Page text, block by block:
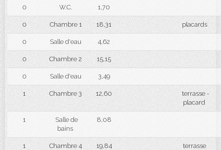
0 W.C. 1,70
0 Chambre 1 18,31 placards
0 Salle d'eau 4,62
0 Chambre 2 15,15
0 Salle d'eau 3,49
1 Chambre 3 12,60
terrasse -
placard
1
Salle de
bains
8,08
1 Chambre 4 19,84 terrasse